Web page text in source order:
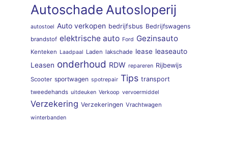
Autoschade Autosloperij
autostoel Auto verkopen bedrijfsbus Bedrijfswagens
brandstof elektrische auto Ford Gezinsauto
Kenteken Laadpaal Laden lakschade lease leaseauto
Leasen onderhoud RDW repareren Rijbewijs
Scooter sportwagen spotrepair Tips transport
tweedehands uitdeuken Verkoop vervoermiddel
Verzekering Verzekeringen Vrachtwagen
winterbanden